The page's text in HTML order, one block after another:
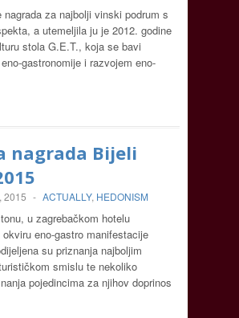
nagrada za najbolji vinski podrum s
a utemeljila ju je 2012. godine
stola G.E.T., koja se bavi
gastronomije i razvojem eno-
nagrada Bijeli
2015 - ACTUALLY, HEDONISM
u zagrebačkom hotelu
eno-gastro manifestacije
su priznanja najboljim
smislu te nekoliko
pojedincima za njihov doprinos